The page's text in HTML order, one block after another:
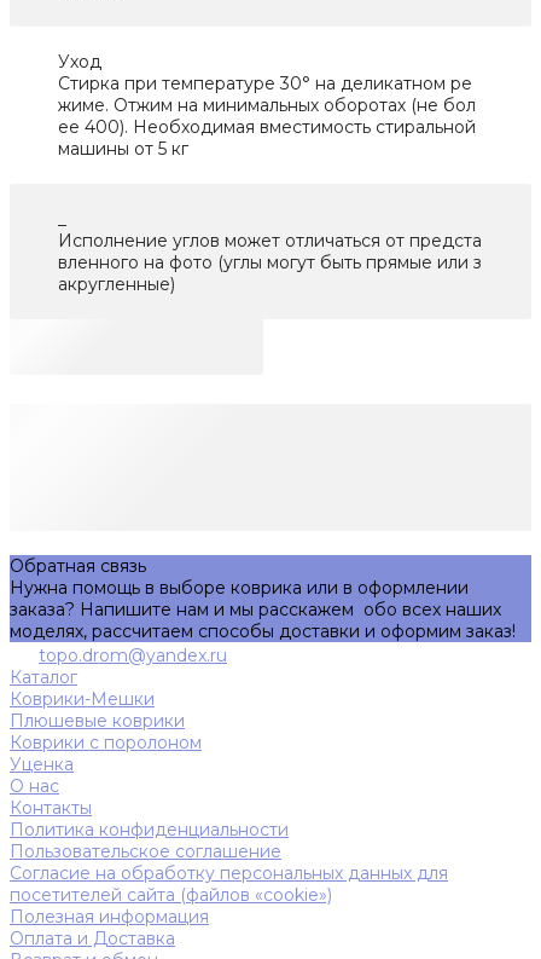
Уход
Стирка при температуре 30° на деликатном ре
жиме. Отжим на минимальных оборотах (не бол
ее 400). Необходимая вместимость стиральной
машины от 5 кг
Исполнение углов может отличаться от предста
вленного на фото (углы могут быть прямые или з
акругленные)
Обратная связь
Нужна помощь в выборе коврика или в оформлении
заказа? Напишите нам и мы расскажем обо всех наших
моделях, рассчитаем способы доставки и оформим заказ!
topo.drom@yandex.ru
Каталог
Коврики-Мешки
Плюшевые коврики
Коврики с поролоном
Уценка
О нас
Контакты
Политика конфиденциальности
Пользовательское соглашение
Согласие на обработку персональных данных для
посетителей сайта (файлов «cookie»)
Полезная информация
Оплата и Доставка